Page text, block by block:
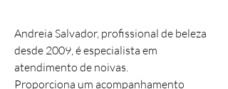
Andreia Salvador, profissional de beleza
desde 2009, é especialista em
atendimento de noivas.
Proporciona um acompanhamento